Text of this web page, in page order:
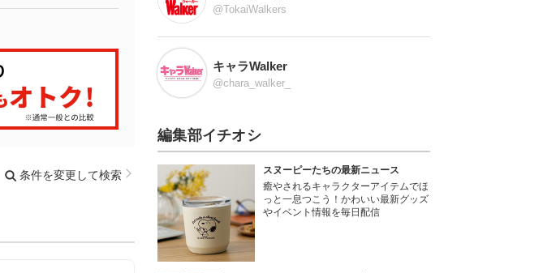
条件を変更して検索
@TokaiWalkers
キャラWalker
@chara_walker_
編集部イチオシ
スヌーピーたちの最新ニュース
癒やされるキャラクターアイテムでほ
っと一息つこう！かわいい最新グッズ
やイベント情報を毎日配信